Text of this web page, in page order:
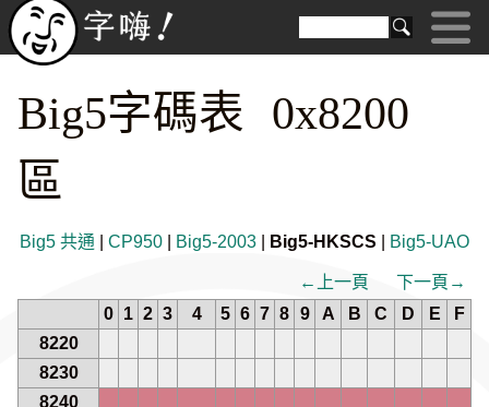
Big5字碼表 0x8200
區
Big5 共通 CP950 Big5-2003 Big5-HKSCS Big5-UAO
←上一頁
下一頁→
0 1 2 3 4 5 6 7 8 9 A B C D E
F
8220
8230
8240